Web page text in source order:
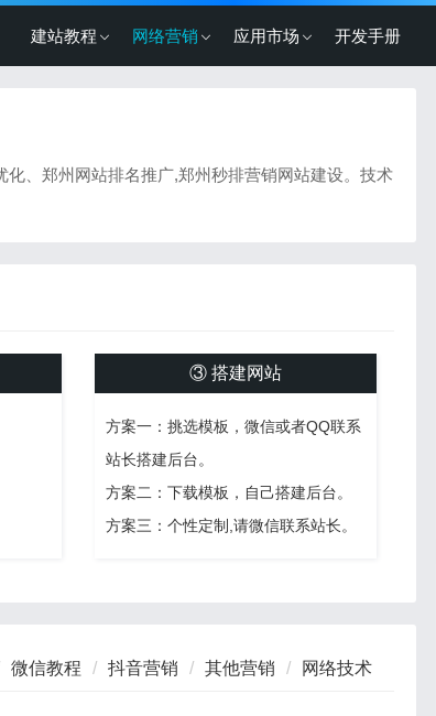
建站教程 网络营销 应用市场 开发手册
、郑州网站排名推广,郑州秒排营销网站建设。技术
③ 搭建网站
方案一：挑选模板，微信或者QQ联系
站长搭建后台。
方案二：下载模板，自己搭建后台。
方案三：个性定制,请微信联系站长。
微信教程 抖音营销 其他营销 网络技术